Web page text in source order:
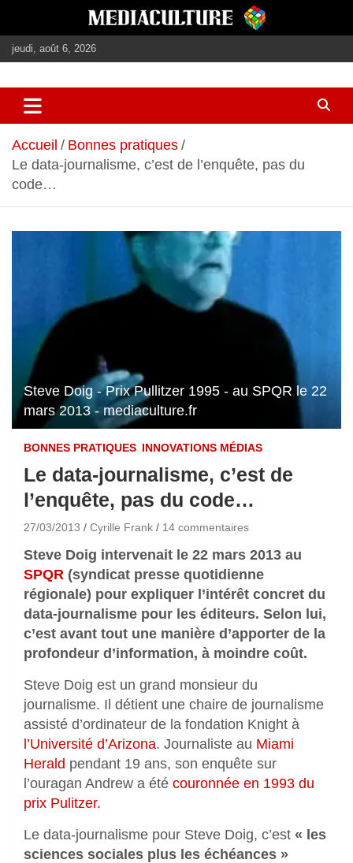
contenu
jeudi, août 6, 2026
mediaculture
Accueil
Bonnes pratiques
Le data-journalisme, c’est de l’enquête, pas du
code…
Steve Doig - Prix Pullitzer 1995 - au SPQR le 22
mars 2013 - mediaculture.fr
BONNES PRATIQUES INNOVATIONS MÉDIAS
Le data-journalisme, c’est de
l’enquête, pas du code…
27/03/2013 Cyrille Frank 14 commentaires
Steve Doig intervenait le 22 mars 2013 au
SPQR (syndicat presse quotidienne
régionale) pour expliquer l’intérêt concret du
data-journalisme pour les éditeurs. Selon lui,
c’est avant tout une manière d’apporter de la
profondeur d’information, à moindre coût.
Steve Doig est un grand monsieur du
journalisme. Il détient une chaire de journalisme
assisté d’ordinateur de la fondation Knight à
l’Université d’Arizona. Journaliste au Miami
Herald pendant 19 ans, son enquête sur
l’ouragan Andrew a été couronnée en 1993 du
prix Pulitzer.
Le data-journalisme pour Steve Doig, c’est « les
sciences sociales plus les échéances »